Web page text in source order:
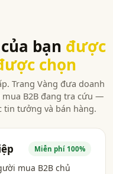
bạn được
chọn
Trang Vàng đưa doanh
B2B đang tra cứu —
tin tưởng và bán hàng.
Miễn phí 100%
mua B2B chủ